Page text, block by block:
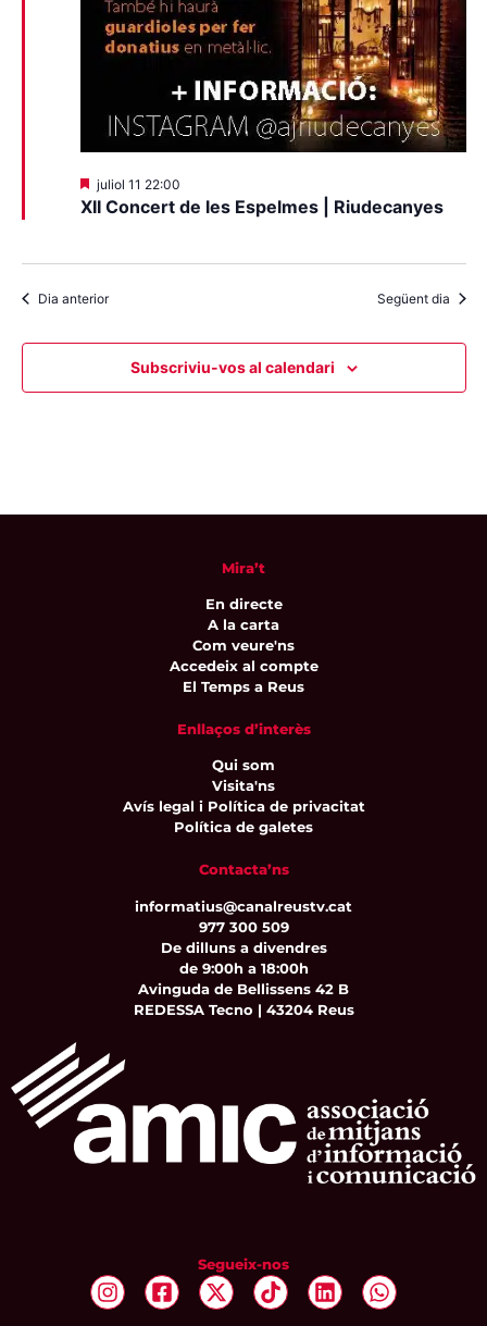
XII Concert de les Espelmes | Riudecanyes
Destacats
juliol 11 22:00
Dia anterior Següent dia
Subscriviu-vos al calendari
Mira’t
En directe
A la carta
Com veure'ns
Accedeix al compte
El Temps a Reus
Enllaços d’interès
Qui som
Visita'ns
Avís legal i Política de privacitat
Política de galetes
Contacta’ns
informatius@canalreustv.cat
977 300 509
De dilluns a divendres
de 9:00h a 18:00h
Avinguda de Bellissens 42 B
REDESSA Tecno | 43204 Reus
Segueix-nos